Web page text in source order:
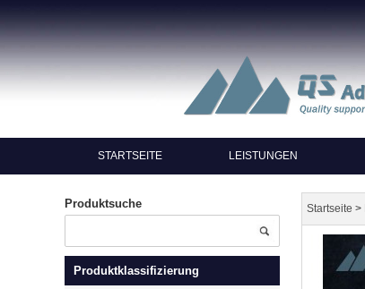
STARTSEITE LEISTUNGEN
Produktsuche
Produktklassifizierung
Startseite >